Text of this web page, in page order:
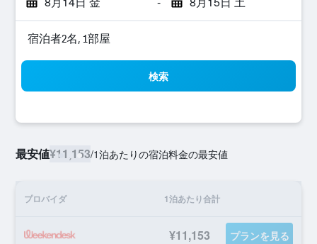
宿泊者2名, 1​部屋
検索
最安値¥11,153/1泊あたりの宿泊料金の最安値
プロバイダ 1泊あたり合計
¥11,153 プランを見る